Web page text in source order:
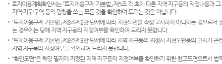
토지이용계획확인서는 「토지이용규제 기본법」 제5조 각 호에 따른 지역·지구등의 지정내용
지역·지구·구역 등의 명칭을 쓰는 모든 것을 확인하여 드리는 것은 아닙니다.
「토지이용규제 기본법」 제8조제2항 단서에 따라 지형도면을 작성·고시하지 아니하는 경우로
는 경우에는 당해 지역·지구등의 지정여부를 확인하여 드리지 못합니다.
「토지이용규제 기본법」 제8조제3항 단서에 따라 지역·지구등의 지정시 지형도면등의 고시가
지역·지구등의 지정여부를 확인하여 드리지 못합니다.
"확인도면"은 해당 필지에 지정된 지역·지구등의 지정여부를 확인하기 위한 참고도면으로서